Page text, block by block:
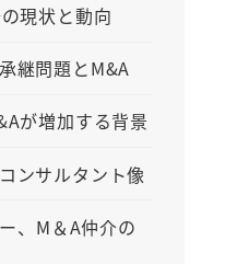
現状と動向
継問題とM&A
が増加する背景
ンサルタント像
、M＆A仲介の